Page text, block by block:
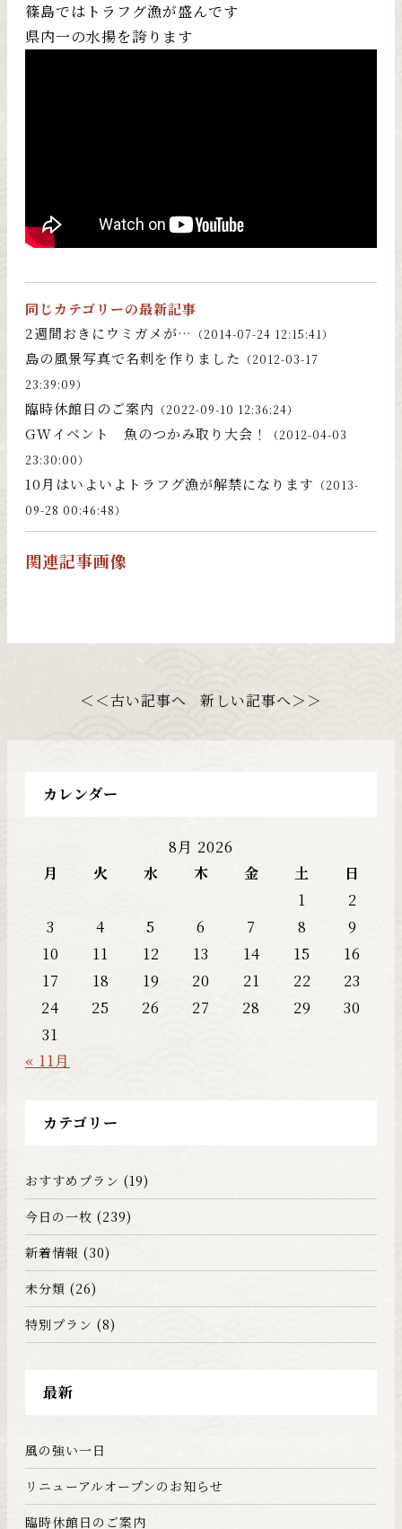
篠島ではトラフグ漁が盛んです
県内一の水揚を誇ります
同じカテゴリーの最新記事
2週間おきにウミガメが…
（2014-07-24 12:15:41）
島の風景写真で名刺を作りました （2012-03-17
23:39:09）
臨時休館日のご案内 （2022-09-10 12:36:24）
GWイベント 魚のつかみ取り大会！
（2012-04-03
23:30:00）
10月はいよいよトラフグ漁が解禁になります （2013-
09-28 00:46:48）
関連記事画像
＜＜古い記事へ 新しい記事へ＞＞
カレンダー
8月 2026
月
火 水 木 金 土
日
1
2
3
4 5 6 7 8
9
10
11 12 13 14 15
16
17
18 19 20 21 22
23
24
25 26 27 28 29
30
31
« 11月
カテゴリー
おすすめプラン (19)
今日の一枚 (239)
新着情報 (30)
未分類 (26)
特別プラン (8)
最新
風の強い一日
リニューアルオープンのお知らせ
臨時休館日のご案内